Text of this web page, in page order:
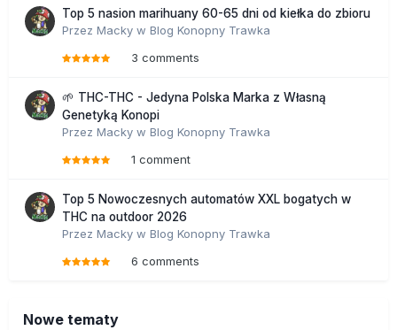
Top 5 nasion marihuany 60-65 dni od kiełka do zbioru
Przez Macky w Blog Konopny Trawka
3 comments
🌱 THC-THC - Jedyna Polska Marka z Własną
Genetyką Konopi
Przez Macky w Blog Konopny Trawka
1 comment
Top 5 Nowoczesnych automatów XXL bogatych w
THC na outdoor 2026
Przez Macky w Blog Konopny Trawka
6 comments
Nowe tematy